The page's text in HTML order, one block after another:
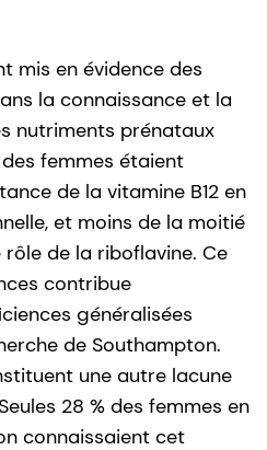
mis en évidence des
la connaissance et la
nutriments prénataux
femmes étaient
de la vitamine B12 en
et moins de la moitié
de la riboflavine. Ce
contribue
généralisées
de Southampton.
une autre lacune
28 % des femmes en
connaissaient cet